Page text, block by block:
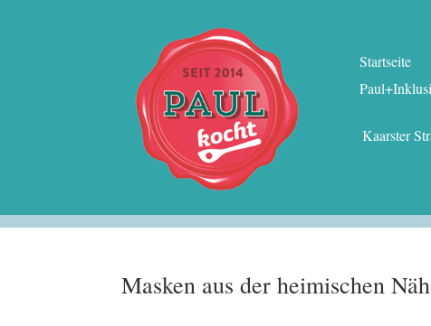
Startseite
Kaarster
Masken aus der heimischen